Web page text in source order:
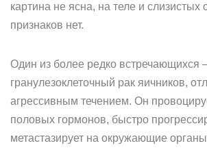
картина не ясна, на теле и слизистых
признаков нет.
Один из более редко встречающихся
гранулезоклеточный рак яичников,
агрессивным течением. Он
половых гормонов, быстро
метастазирует на окружающие